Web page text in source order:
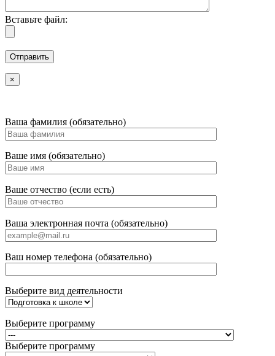
Вставьте файл:
×
Ваша фамилия (обязательно)
Ваше имя (обязательно)
Ваше отчество (если есть)
Ваша электронная почта (обязательно)
Ваш номер телефона (обязательно)
Выберите вид деятельности
Выберите программу
Выберите программу